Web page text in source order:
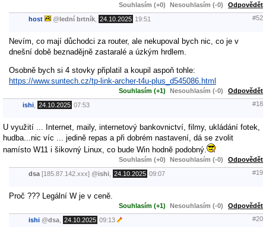
Souhlasím (+0) Nesouhlasím (-0) Odpovědět
host @ lední brtník 24.10.2025 19:51 #52
Nevím, co mají důchodci za router, ale nekupoval bych nic, co je v
dnešní době beznadějně zastaralé a úzkým hrdlem.
Osobně bych si 4 stovky připlatil a koupil aspoň tohle:
https://www.suntech.cz/tp-link-archer-t4u-plus_d545086.html
Souhlasím (+1) Nesouhlasím (-0) Odpovědět
ishi 24.10.2025 07:53 #18
U využití ... Internet, maily, internetový bankovnictví, filmy, ukládání fotek,
hudba...nic víc ... jedině repas a při dobrém nastavení, dá se zvolit
namísto W11 i šikovný Linux, co bude Win hodně podobný.
Souhlasím (+0) Nesouhlasím (-0) Odpovědět
dsa [185.87.142.xxx] @ishi 24.10.2025 09:07 #19
Proč ??? Legální W je v ceně.
Souhlasím (+1) Nesouhlasím (-0) Odpovědět
ishi @dsa 24.10.2025 09:13 #20